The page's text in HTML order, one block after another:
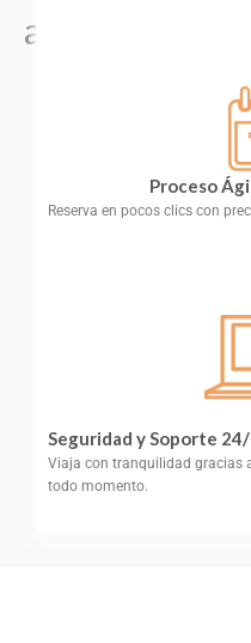
alquiler
Proceso
Reserva en pocos clics con
Seguridad y Soporte
Viaja con tranquilidad gracias
todo momento.